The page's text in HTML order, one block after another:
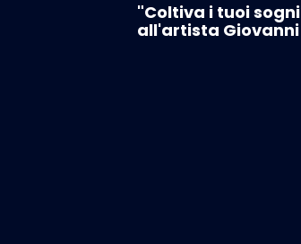
"Coltiva i tuoi
all'artista